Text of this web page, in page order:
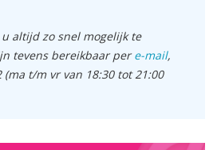
altijd zo snel mogelijk te
tevens bereikbaar pere-mail,
(ma t/m vr van 18:30 tot 21:00